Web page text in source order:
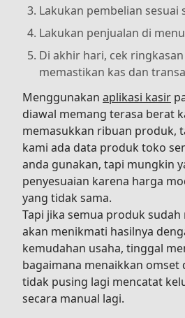
Lakukan pembelian sesuai
Lakukan penjualan di
Di akhir hari, cek
memastikan kas dan
Menggunakan aplikasi kasir
diawal memang terasa berat
memasukkan ribuan produk,
kami ada data produk toko
anda gunakan, tapi mungkin
penyesuaian karena harga
yang tidak sama.
Tapi jika semua produk sudah
akan menikmati hasilnya
kemudahan usaha, tinggal
bagaimana menaikkan omset
tidak pusing lagi mencatat
secara manual lagi.